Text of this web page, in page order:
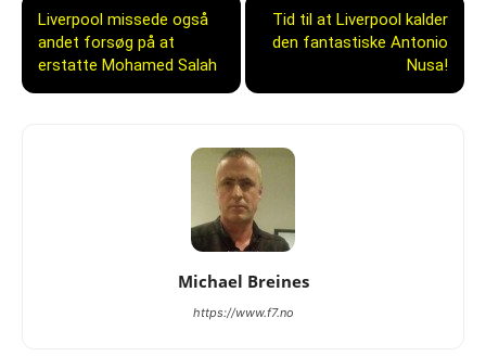
Liverpool missede også
andet forsøg på at
erstatte Mohamed Salah
Tid til at Liverpool kalder
den fantastiske Antonio
Nusa!
Michael Breines
https://www.f7.no